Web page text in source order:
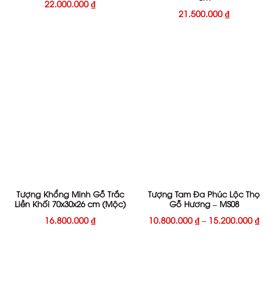
22.000.000 ₫
21.500.000 ₫
Tượng Khổng Minh Gỗ Trắc
Liền Khối 70x30x26 cm (Mộc)
16.800.000 ₫
Tượng Tam Đa Phúc Lộc Thọ
Gỗ Hương – MS08
10.800.000 ₫ – 15.200.000 ₫